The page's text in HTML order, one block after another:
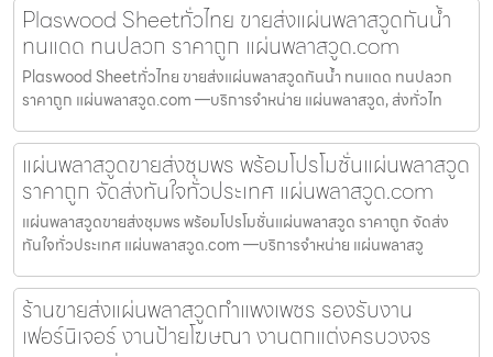
Plaswood Sheetทั่วไทย ขายส่งแผ่นพลาสวูดกันน้ำ
ทนแดด ทนปลวก ราคาถูก แผ่นพลาสวูด.com
Plaswood Sheetทั่วไทย ขายส่งแผ่นพลาสวูดกันน้ำ ทนแดด ทนปลวก
ราคาถูก แผ่นพลาสวูด.com —บริการจำหน่าย แผ่นพลาสวูด, ส่งทั่วไท
แผ่นพลาสวูดขายส่งชุมพร พร้อมโปรโมชั่นแผ่นพลาสวูด
ราคาถูก จัดส่งทันใจทั่วประเทศ แผ่นพลาสวูด.com
แผ่นพลาสวูดขายส่งชุมพร พร้อมโปรโมชั่นแผ่นพลาสวูด ราคาถูก จัดส่ง
ทันใจทั่วประเทศ แผ่นพลาสวูด.com —บริการจำหน่าย แผ่นพลาสวู
ร้านขายส่งแผ่นพลาสวูดกำแพงเพชร รองรับงาน
เฟอร์นิเจอร์ งานป้ายโฆษณา งานตกแต่งครบวงจร